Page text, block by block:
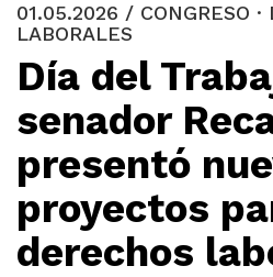
01.05.2026 / CONGRESO ·
LABORALES
Día del
senador
presentó
proyectos
derechos